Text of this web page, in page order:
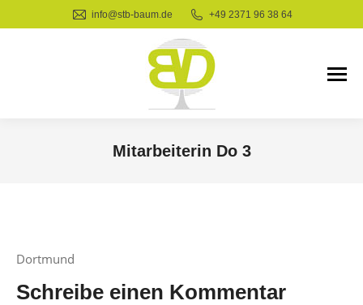
info@stb-baum.de +49 2371 96 38 64
Mitarbeiterin Do 3
Dortmund
Schreibe einen Kommentar